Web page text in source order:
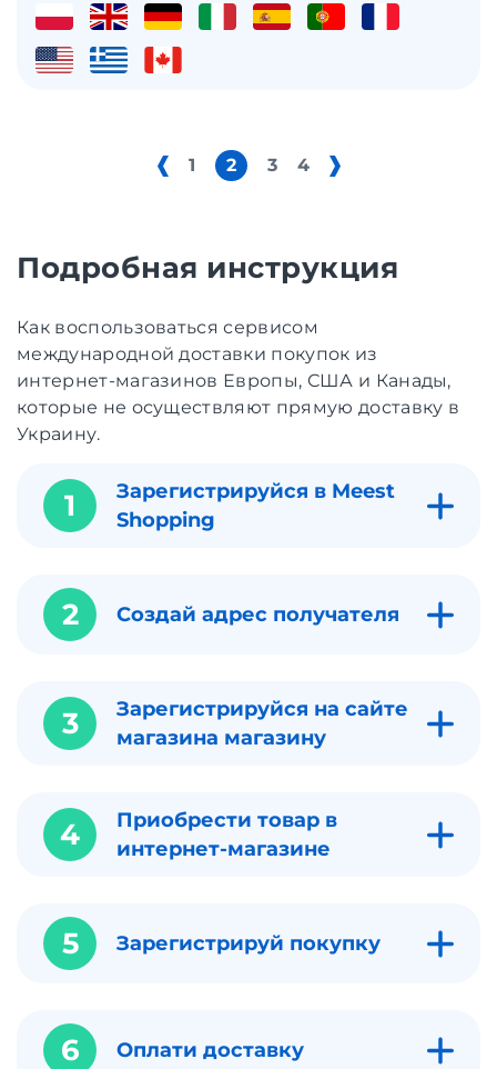
1 2 3 4
Подробная инструкция
Как воспользоваться сервисом
международной доставки покупок из
интернет-магазинов Европы, США и Канады,
которые не осуществляют прямую доставку в
Украину.
1
Зарегистрируйся в Meest
Shopping
2 Создай адрес получателя
3
Зарегистрируйся на сайте
магазина магазину
4
Приобрести товар в
интернет-магазине
5 Зарегистрируй покупку
6 Оплати доставку